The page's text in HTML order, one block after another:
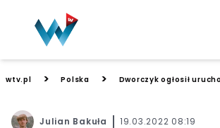
wtv.pl > Polska > Dworczyk ogłosił
Julian Bakuła 19.03.2022 08:19